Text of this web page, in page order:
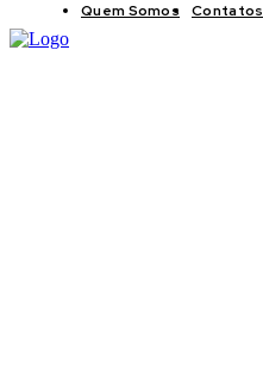
Quem Somos Contatos